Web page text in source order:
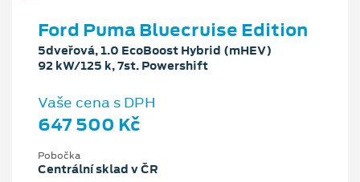
Ford Puma Bluecruise Edition
5dveřová, 1.0 EcoBoost Hybrid (mHEV)
92 kW/125 k, 7st. Powershift
Vaše cena s DPH
647 500 Kč
Pobočka
Centrální sklad v ČR